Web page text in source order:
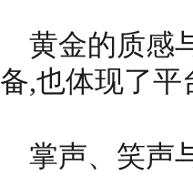
黄金的质感
备,也体现了
掌声、笑声